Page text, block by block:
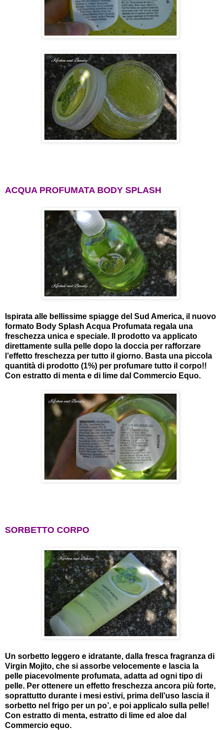
ACQUA PROFUMATA BODY SPLASH
Ispirata alle bellissime spiagge del Sud America, il nuovo
formato Body Splash Acqua Profumata regala una
freschezza unica e speciale. Il prodotto va applicato
direttamente sulla pelle dopo la doccia per rafforzare
l’effetto freschezza per tutto il giorno. Basta una piccola
quantità di prodotto (1%) per profumare tutto il corpo!!
Con estratto di menta e di lime dal Commercio Equo.
SORBETTO CORPO
Un sorbetto leggero e idratante, dalla fresca fragranza di
Virgin Mojito, che si assorbe velocemente e lascia la
pelle piacevolmente profumata, adatta ad ogni tipo di
pelle. Per ottenere un effetto freschezza ancora più forte,
soprattutto durante i mesi estivi, prima dell’uso lascia il
sorbetto nel frigo per un po’, e poi applicalo sulla pelle!
Con estratto di menta, estratto di lime ed aloe dal
Commercio equo.